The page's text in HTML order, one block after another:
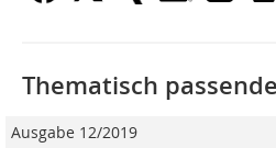
Thematisch
Ausgabe 12/2019